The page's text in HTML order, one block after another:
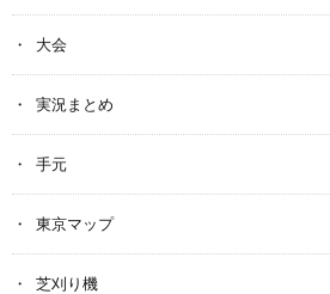
大会
実況まとめ
手元
東京マップ
芝刈り機